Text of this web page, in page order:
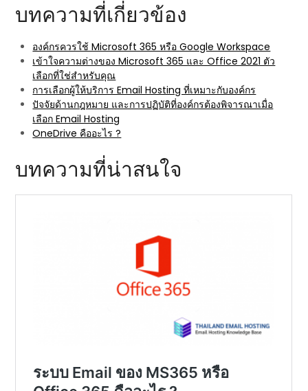
บทความที่เกี่ยวข้อง
องค์กรควรใช้ Microsoft 365 หรือ Google Workspace
เข้าใจความต่างของ Microsoft 365 และ Office 2021 ตัว
เลือกที่ใช่สำหรับคุณ
การเลือกผู้ให้บริการ Email Hosting ที่เหมาะกับองค์กร
ปัจจัยด้านกฎหมาย และการปฏิบัติที่องค์กรต้องพิจารณาเมื่อ
เลือก Email Hosting
OneDrive คืออะไร ?
บทความที่น่าสนใจ